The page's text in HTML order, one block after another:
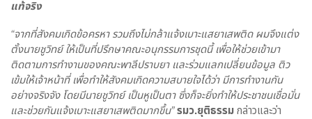
แท้จริง
“จากที่สังคมเกิดข้อครหา รวมถึงไม่กล้าแจ้งเบาะแสยาเสพติด ผมจึงแต่ง
ตั้งนายชูวิทย์ ให้เป็นที่ปรึกษาคณะอนุกรรมการชุดนี้ เพื่อให้ช่วยเข้ามา
ติดตามการทำงานของคณะพาลีปราบยา และร่วมแลกเปลี่ยนข้อมูล ติว
เข้มให้เจ้าหน้าที่ เพื่อทำให้สังคมเกิดความสบายใจได้ว่า มีการทำงานกัน
อย่างจริงจัง โดยมีนายชูวิทย์ เป็นหูเป็นตา ซึ่งก็จะยิ่งทำให้ประชาชนเชื่อมั่น
และช่วยกันแจ้งเบาะแสยาเสพติดมากขึ้น”รมว.ยุติธรรมกล่าวและว่า